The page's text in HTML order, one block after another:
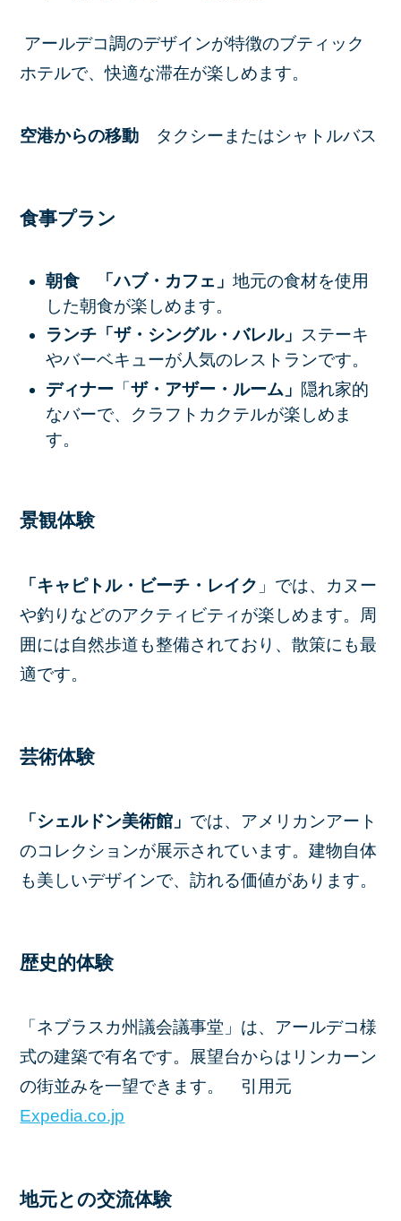
アールデコ調のデザインが特徴のブティック
ホテルで、快適な滞在が楽しめます。
空港からの移動 タクシーまたはシャトルバス
食事プラン
朝食 「ハブ・カフェ」 地元の食材を使用
した朝食が楽しめます。
ランチ「ザ・シングル・バレル」 ステーキ
やバーベキューが人気のレストランです。
ディナー 「 ザ・アザー・ルーム」 隠れ家的
なバーで、クラフトカクテルが楽しめま
す。​
景観体験
「キャピトル・ビーチ・レイク 」では、カヌー
や釣りなどのアクティビティが楽しめます。周
囲には自然歩道も整備されており、散策にも最
適です。
芸術体験
「シェルドン美術館」 では、アメリカンアート
のコレクションが展示されています。建物自体
も美しいデザインで、訪れる価値があります。​
歴史的体験
「ネブラスカ州議会議事堂」は、アールデコ様
式の建築で有名です。展望台からはリンカーン
の街並みを一望できます。 引用元​
Expedia.co.jp
地元との交流体験